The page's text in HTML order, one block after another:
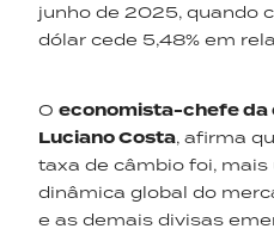
junho de 2025, quando
dólar cede 5,48% em
O economista-chefe da
Luciano Costa, afirma
taxa de câmbio foi,
dinâmica global do
e as demais divisas